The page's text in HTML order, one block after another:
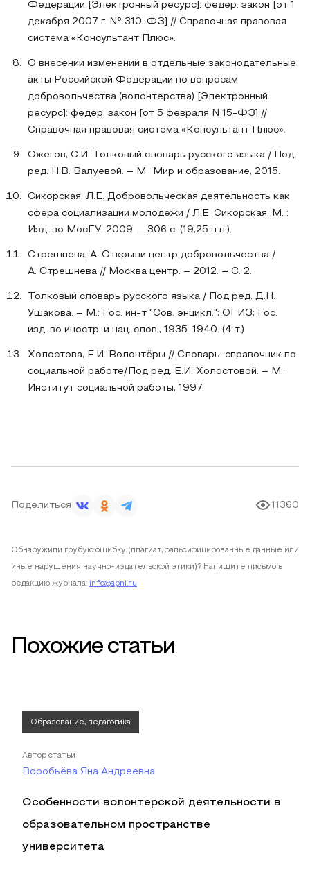
Федерации [Электронный ресурс]: федер. закон [от 1
декабря 2007 г. № 310-ФЗ] // Справочная правовая
система «Консультант Плюс».
О внесении изменений в отдельные законодательные
акты Российской Федерации по вопросам
добровольчества (волонтерства) [Электронный
ресурс]: федер. закон [от 5 февраля N 15-ФЗ] //
Справочная правовая система «Консультант Плюс».
Ожегов, С.И. Толковый словарь русского языка / Под
ред. Н.В. Валуевой. – М.: Мир и образование, 2015.
Сикорская, Л.Е. Добровольческая деятельность как
сфера социализации молодежи / Л.Е. Сикорская. М. :
Изд-во МосГУ, 2009. – 306 с. (19,25 п.л.).
Стрешнева, А. Открыли центр добровольчества /
А. Стрешнева // Москва центр. – 2012. – С. 2.
Толковый словарь русского языка / Под ред. Д.Н.
Ушакова. – М.: Гос. ин-т "Сов. энцикл."; ОГИЗ; Гос.
изд-во иностр. и нац. слов., 1935-1940. (4 т.)
Холостова, Е.И. Волонтёры // Словарь-справочник по
социальной работе/Под ред. Е.И. Холостовой. – М.:
Институт социальной работы, 1997.
Поделиться 11360
Обнаружили грубую ошибку (плагиат, фальсифицированные данные или
иные нарушения научно-издательской этики)? Напишите письмо в
редакцию журнала: info@apni.ru
Похожие статьи
Образование, педагогика
Автор статьи
Воробьёва Яна Андреевна
Особенности волонтерской деятельности в
образовательном пространстве
университета